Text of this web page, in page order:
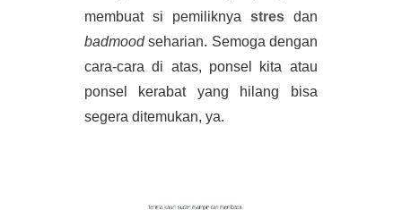
membuat si pemiliknya stres
badmood seharian. Semoga dengan
cara-cara di atas, ponsel kita atau
ponsel kerabat yang hilang bisa
segera ditemukan, ya.